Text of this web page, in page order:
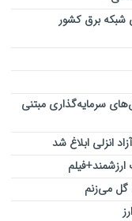
شبکه برق کشور
سرمایه‌گذاری مبتنی
انزلی ابلاغ شد
گل می‌زنم